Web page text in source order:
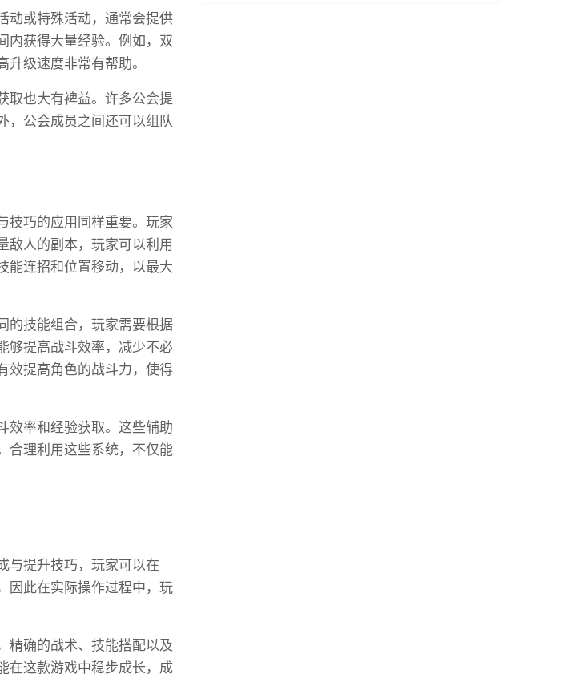
动或特殊活动，通常会提供
内获得大量经验。例如，双
级速度非常有帮助。
取也大有裨益。许多公会提
，公会成员之间还可以组队
技巧的应用同样重要。玩家
敌人的副本，玩家可以利用
能连招和位置移动，以最大
的技能组合，玩家需要根据
够提高战斗效率，减少不必
效提高角色的战斗力，使得
效率和经验获取。这些辅助
合理利用这些系统，不仅能
与提升技巧，玩家可以在
因此在实际操作过程中，玩
精确的战术、技能搭配以及
在这款游戏中稳步成长，成